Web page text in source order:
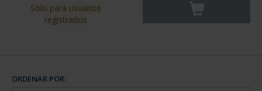
Sólo para usuarios
registrados
ORDENAR POR: